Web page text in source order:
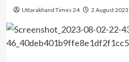
Uttarakhand Times 24 2 August 2023